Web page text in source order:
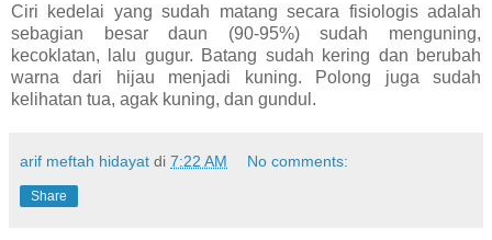
Ciri kedelai yang sudah matang secara fisiologis adalah
sebagian besar daun (90-95%) sudah menguning,
kecoklatan, lalu gugur. Batang sudah kering dan berubah
warna dari hijau menjadi kuning. Polong juga sudah
kelihatan tua, agak kuning, dan gundul.
arif meftah hidayat di 7:22 AM No comments:
Share